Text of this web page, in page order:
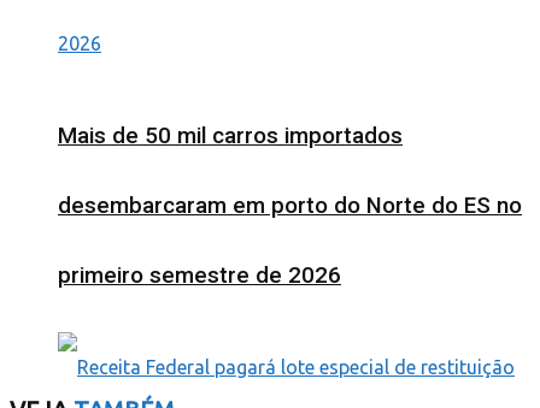
Mais de 50 mil carros importados
desembarcaram em porto do Norte do ES no
primeiro semestre de 2026